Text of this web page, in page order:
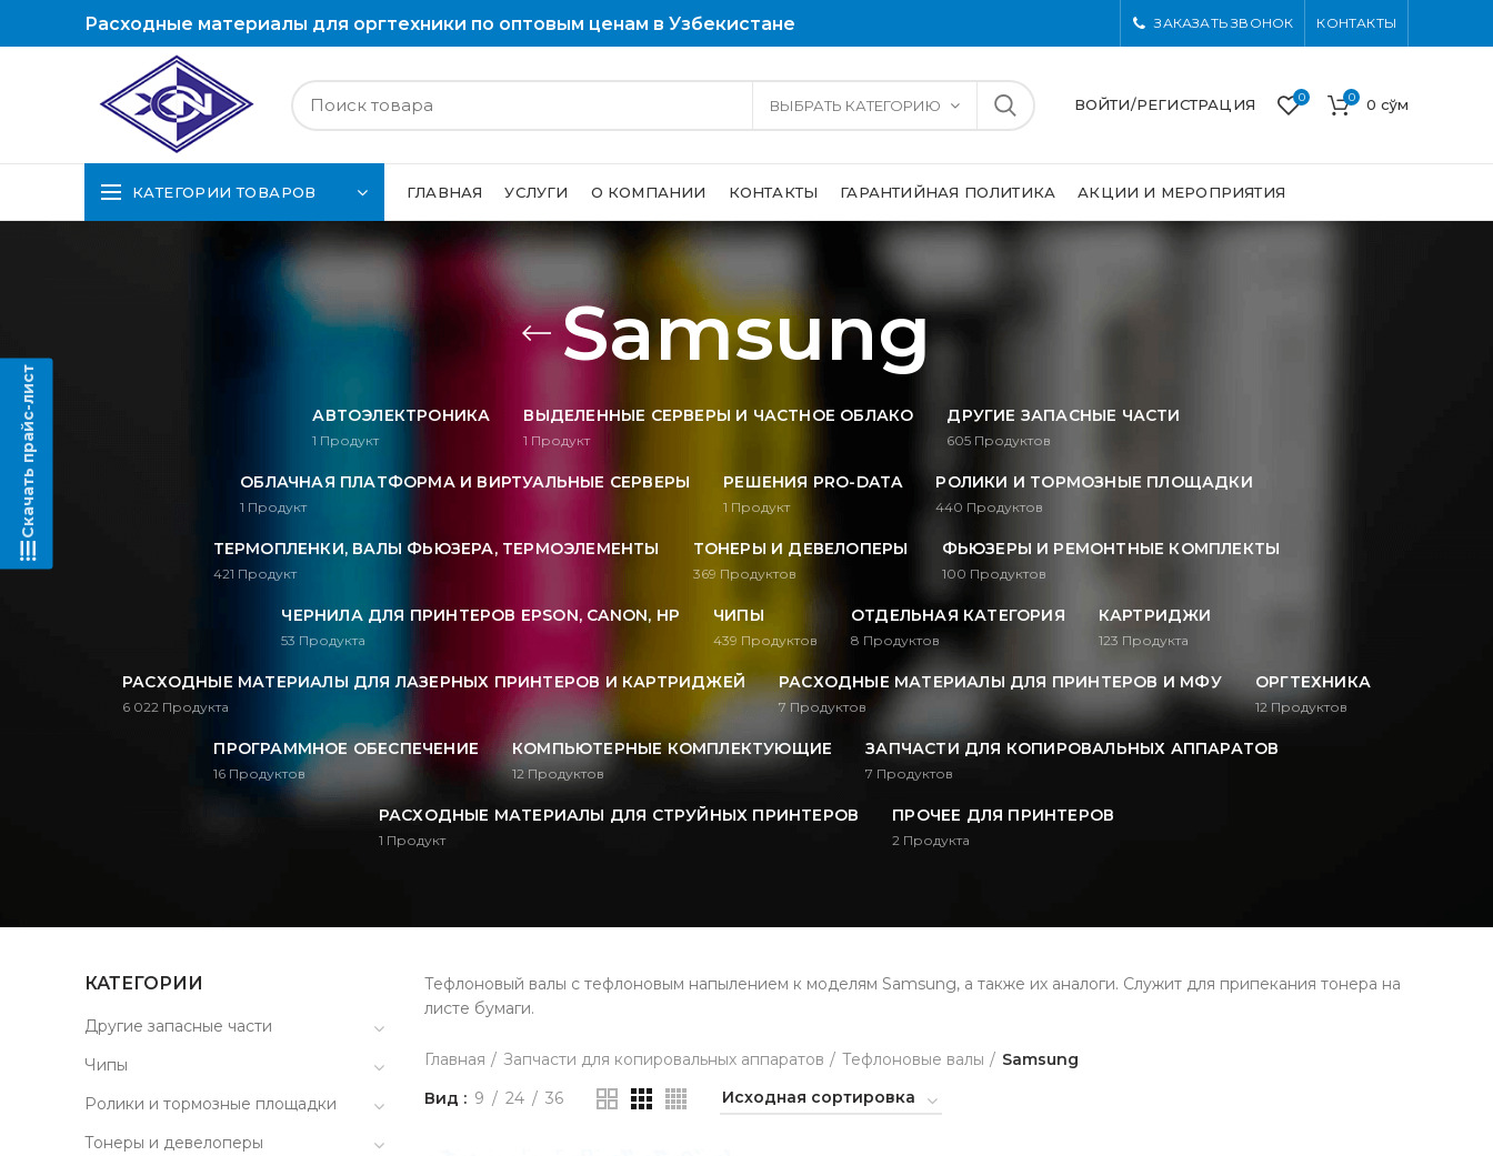
Расходные материалы для оргтехники по оптовым ценам в Узбекистане ЗАКАЗАТЬ ЗВОНОК КОНТАКТЫ
ВЫБРАТЬ КАТЕГОРИЮ ВОЙТИ/РЕГИСТРАЦИЯ 0 0 0 сўм
КАТЕГОРИИ ТОВАРОВ ГЛАВНАЯ УСЛУГИ О КОМПАНИИ КОНТАКТЫ ГАРАНТИЙНАЯ ПОЛИТИКА АКЦИИ И МЕРОПРИЯТИЯ
Samsung
АВТОЭЛЕКТРОНИКА
1 Продукт
ВЫДЕЛЕННЫЕ СЕРВЕРЫ И ЧАСТНОЕ ОБЛАКО
1 Продукт
ДРУГИЕ ЗАПАСНЫЕ ЧАСТИ
605 Продуктов
ОБЛАЧНАЯ ПЛАТФОРМА И ВИРТУАЛЬНЫЕ СЕРВЕРЫ
1 Продукт
РЕШЕНИЯ PRO-DATA
1 Продукт
РОЛИКИ И ТОРМОЗНЫЕ ПЛОЩАДКИ
440 Продуктов
ТЕРМОПЛЕНКИ, ВАЛЫ ФЬЮЗЕРА, ТЕРМОЭЛЕМЕНТЫ
421 Продукт
ТОНЕРЫ И ДЕВЕЛОПЕРЫ
369 Продуктов
ФЬЮЗЕРЫ И РЕМОНТНЫЕ КОМПЛЕКТЫ
100 Продуктов
ЧЕРНИЛА ДЛЯ ПРИНТЕРОВ EPSON, CANON, HP
53 Продукта
ЧИПЫ
439 Продуктов
ОТДЕЛЬНАЯ КАТЕГОРИЯ
8 Продуктов
КАРТРИДЖИ
123 Продукта
РАСХОДНЫЕ МАТЕРИАЛЫ ДЛЯ ЛАЗЕРНЫХ ПРИНТЕРОВ И КАРТРИДЖЕЙ
6 022 Продукта
РАСХОДНЫЕ МАТЕРИАЛЫ ДЛЯ ПРИНТЕРОВ И МФУ
7 Продуктов
ОРГТЕХНИКА
12 Продуктов
ПРОГРАММНОЕ ОБЕСПЕЧЕНИЕ
16 Продуктов
КОМПЬЮТЕРНЫЕ КОМПЛЕКТУЮЩИЕ
12 Продуктов
ЗАПЧАСТИ ДЛЯ КОПИРОВАЛЬНЫХ АППАРАТОВ
7 Продуктов
РАСХОДНЫЕ МАТЕРИАЛЫ ДЛЯ СТРУЙНЫХ ПРИНТЕРОВ
1 Продукт
ПРОЧЕЕ ДЛЯ ПРИНТЕРОВ
2 Продукта
Тефлоновый валы с тефлоновым напылением к моделям Samsung, а также их аналоги. Служит для припекания тонера на
листе бумаги.
Главная Запчасти для копировальных аппаратов Тефлоновые валы
Samsung
Вид
9 24 36
КАТЕГОРИИ
Другие запасные части
Чипы
Ролики и тормозные площадки
Тонеры и девелоперы
Скачать прайс-лист